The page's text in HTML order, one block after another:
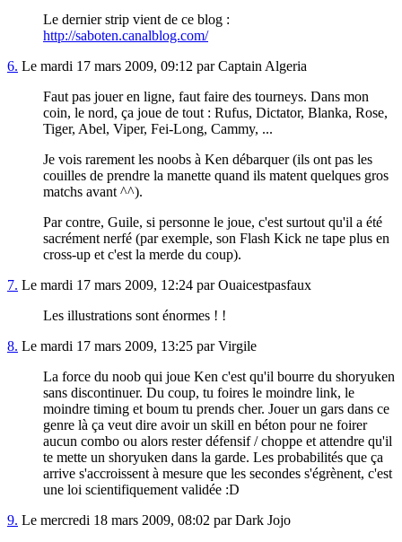
Le dernier strip vient de ce blog :
http://saboten.canalblog.com/
6. Le mardi 17 mars 2009, 09:12 par Captain Algeria
Faut pas jouer en ligne, faut faire des tourneys. Dans mon
coin, le nord, ça joue de tout : Rufus, Dictator, Blanka, Rose,
Tiger, Abel, Viper, Fei-Long, Cammy, ...
Je vois rarement les noobs à Ken débarquer (ils ont pas les
couilles de prendre la manette quand ils matent quelques gros
matchs avant ^^).
Par contre, Guile, si personne le joue, c'est surtout qu'il a été
sacrément nerfé (par exemple, son Flash Kick ne tape plus en
cross-up et c'est la merde du coup).
7. Le mardi 17 mars 2009, 12:24 par Ouaicestpasfaux
Les illustrations sont énormes ! !
8. Le mardi 17 mars 2009, 13:25 par Virgile
La force du noob qui joue Ken c'est qu'il bourre du shoryuken
sans discontinuer. Du coup, tu foires le moindre link, le
moindre timing et boum tu prends cher. Jouer un gars dans ce
genre là ça veut dire avoir un skill en béton pour ne foirer
aucun combo ou alors rester défensif / choppe et attendre qu'il
te mette un shoryuken dans la garde. Les probabilités que ça
arrive s'accroissent à mesure que les secondes s'égrènent, c'est
une loi scientifiquement validée :D
9. Le mercredi 18 mars 2009, 08:02 par Dark Jojo